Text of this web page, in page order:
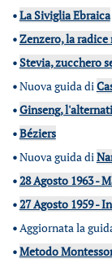
•La Siviglia Ebraica
•Zenzero, la
•Stevia, zucchero
•Nuova guida di
•Ginseng,
•Béziers
•Nuova guida di
•28 Agosto 1963 -
•27 Agosto 1959 -
•Aggiornata la
•Metodo